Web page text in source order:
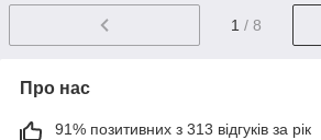
1 / 8
Про нас
91% позитивних з 313 відгуків за рік